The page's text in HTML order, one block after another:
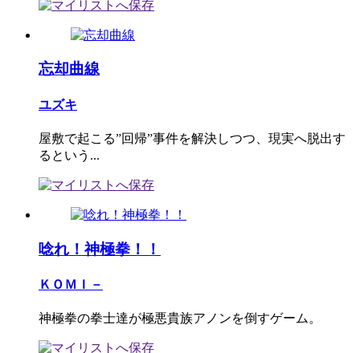
忘却曲線
ユズキ
屋敷で起こる”回帰”事件を解決しつつ、現実へ脱出す
るという...
唸れ！神極拳！！
ＫＯＭＩ－
神極拳の拳士達が極悪貴族アノンを倒すゲーム。